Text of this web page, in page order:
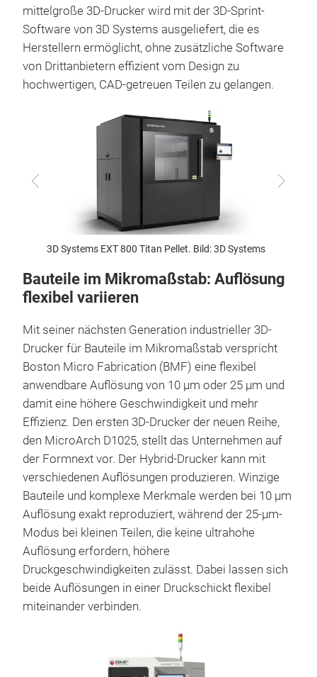
mittelgroße 3D-Drucker wird mit der 3D-Sprint-
Software von 3D Systems ausgeliefert, die es
Herstellern ermöglicht, ohne zusätzliche Software
von Drittanbietern effizient vom Design zu
hochwertigen, CAD-getreuen Teilen zu gelangen.
Zurück Vor
3D Systems EXT 800 Titan Pellet. Bild: 3D Systems
Bauteile im Mikromaßstab: Auflösung
flexibel variieren
Mit seiner nächsten Generation industrieller 3D-
Drucker für Bauteile im Mikromaßstab verspricht
Boston Micro Fabrication (BMF) eine flexibel
anwendbare Auflösung von 10 µm oder 25 µm und
damit eine höhere Geschwindigkeit und mehr
Effizienz. Den ersten 3D-Drucker der neuen Reihe,
den MicroArch D1025, stellt das Unternehmen auf
der Formnext vor. Der Hybrid-Drucker kann mit
verschiedenen Auflösungen produzieren. Winzige
Bauteile und komplexe Merkmale werden bei 10 µm
Auflösung exakt reproduziert, während der 25-µm-
Modus bei kleinen Teilen, die keine ultrahohe
Auflösung erfordern, höhere
Druckgeschwindigkeiten zulässt. Dabei lassen sich
beide Auflösungen in einer Druckschickt flexibel
miteinander verbinden.